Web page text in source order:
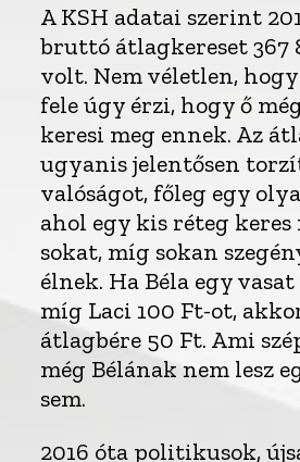
A KSH adatai szerint
bruttó átlagkereset
volt. Nem véletlen,
fele úgy érzi, hogy ő
keresi meg ennek. Az
ugyanis jelentősen
valóságot, főleg egy
ahol egy kis réteg
sokat, míg sokan
élnek. Ha Béla egy vasat
míg Laci 100 Ft-ot,
átlagbére 50 Ft. Ami
még Bélának nem lesz
sem.
2016 óta politikusok,